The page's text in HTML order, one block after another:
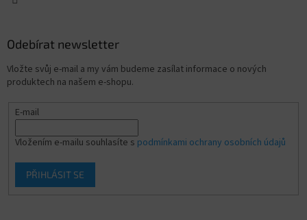
Odebírat newsletter
Vložte svůj e-mail a my vám budeme zasílat informace o nových
produktech na našem e-shopu.
E-mail
Vložením e-mailu souhlasíte s podmínkami ochrany osobních údajů
PŘIHLÁSIT SE